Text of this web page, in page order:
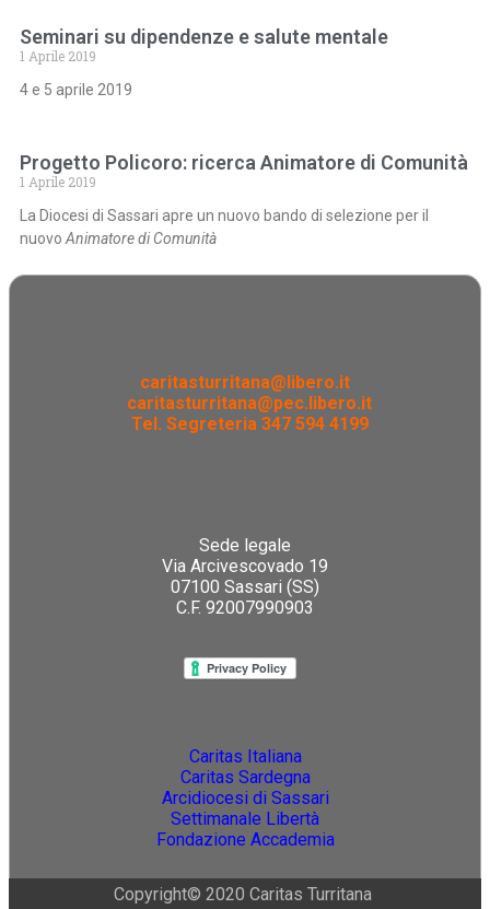
Seminari su dipendenze e salute mentale
1 Aprile 2019
4 e 5 aprile 2019
Progetto Policoro: ricerca Animatore di Comunità
1 Aprile 2019
La Diocesi di Sassari apre un nuovo bando di selezione per il
nuovo Animatore di Comunità
caritasturritana@libero.it
caritasturritana@pec.libero.it
Tel. Segreteria 347 594 4199
Sede legale
Via Arcivescovado 19
07100 Sassari (SS)
C.F. 92007990903
Caritas Italiana
Caritas Sardegna
Arcidiocesi di Sassari
Settimanale Libertà
Fondazione Accademia
Copyright© 2020 Caritas Turritana